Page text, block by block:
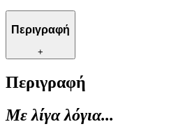
Περιγραφή
+
Περιγραφή
Με λίγα λόγια...